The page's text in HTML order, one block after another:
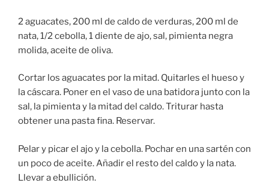
2 aguacates, 200 ml de caldo de verduras, 200 ml de
nata, 1/2 cebolla, 1 diente de ajo, sal, pimienta negra
molida, aceite de oliva.
Cortar los aguacates por la mitad. Quitarles el hueso y
la cáscara. Poner en el vaso de una batidora junto con la
sal, la pimienta y la mitad del caldo. Triturar hasta
obtener una pasta fina. Reservar.
Pelar y picar el ajo y la cebolla. Pochar en una sartén con
un poco de aceite. Añadir el resto del caldo y la nata.
Llevar a ebullición.